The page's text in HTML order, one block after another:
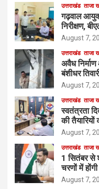
उत्तराखंड ताजा
गढ़वाल
निरीक्षण,
August 7,
उत्तराखंड ताजा
अवैध
बंशीधर
August 7,
उत्तराखंड ताजा
स्वतंत्रता
की तैयारियों
August 7,
उत्तराखंड ताजा
1 सितंबर से
चरणों में होंगी
August 7,